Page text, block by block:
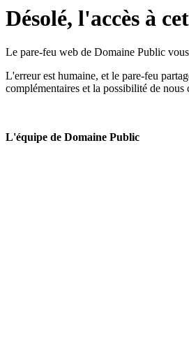
Désolé, l'accès à
Le pare-feu web de Domaine Public vous
L'erreur est humaine, et le pare-feu
complémentaires et la possibilité de
L'équipe de Domaine Public